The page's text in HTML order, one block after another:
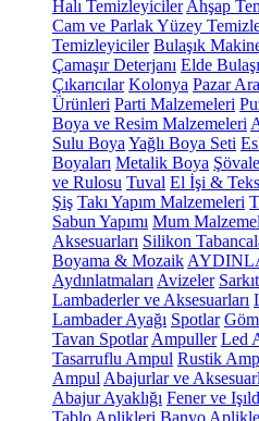
Halı Temizleyiciler Ahşap
Cam ve Parlak Yüzey
Temizleyiciler Bulaşık
Çamaşır Deterjanı Elde
Çıkarıcılar Kolonya Pazar
Ürünleri Parti Malzemeleri
Boya ve Resim Malzemeleri
Sulu Boya Yağlı Boya Seti
Boyaları Metalik Boya Şövale
ve Rulosu Tuval El İşi &
Şiş Takı Yapım Malzemeleri
Sabun Yapımı Mum
Aksesuarları Silikon
Boyama & Mozaik
Aydınlatmaları Avizeler
Lambaderler ve Aksesuarları
Lambader Ayağı Spotlar
Tavan Spotlar Ampuller Led
Tasarruflu Ampul Rustik
Ampul Abajurlar ve
Abajur Ayaklığı Fener ve
Tablo Aplikleri Banyo